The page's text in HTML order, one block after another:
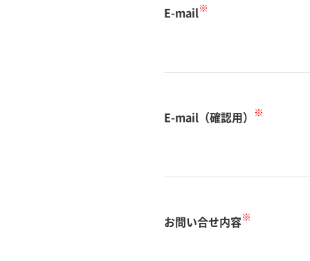
E-mail※
E-mail（確認用） ※
お問い合せ内容※